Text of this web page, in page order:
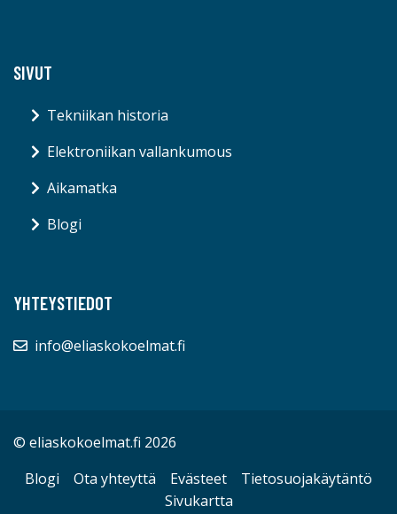
SIVUT
Tekniikan historia
Elektroniikan vallankumous
Aikamatka
Blogi
YHTEYSTIEDOT
info@eliaskokoelmat.fi
© eliaskokoelmat.fi 2026
Blogi
Ota yhteyttä Evästeet
Tietosuojakäytäntö
Sivukartta